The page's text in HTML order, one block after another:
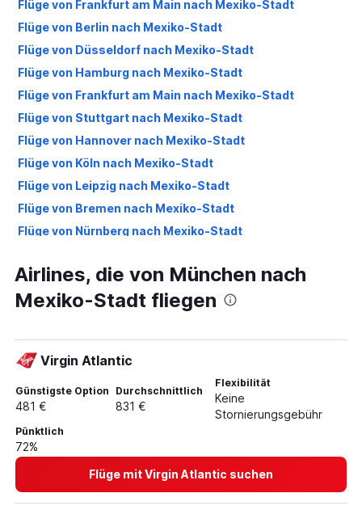
Flüge von Frankfurt am Main nach Mexiko-Stadt
Flüge von Berlin nach Mexiko-Stadt
Flüge von Düsseldorf nach Mexiko-Stadt
Flüge von Hamburg nach Mexiko-Stadt
Flüge von Frankfurt am Main nach Mexiko-Stadt
Flüge von Stuttgart nach Mexiko-Stadt
Flüge von Hannover nach Mexiko-Stadt
Flüge von Köln nach Mexiko-Stadt
Flüge von Leipzig nach Mexiko-Stadt
Flüge von Bremen nach Mexiko-Stadt
Flüge von Nürnberg nach Mexiko-Stadt
Flüge von Dresden nach Mexiko-Stadt
Flüge von Rostock nach Mexiko-Stadt
Flüge von Memmingen nach Mexiko-Stadt
Flüge von Friedrichshafen nach Mexiko-Stadt
Flüge von Paderborn nach Mexiko-Stadt
Flüge von Dortmund nach Mexiko-Stadt
Airlines, die von München nach
Mexiko-Stadt fliegen
Virgin Atlantic
Günstigste Option
481 €
Durchschnittlich
831 €
Flexibilität
Keine
Stornierungsgebühr
Pünktlich
72%
Flüge mit Virgin Atlantic suchen